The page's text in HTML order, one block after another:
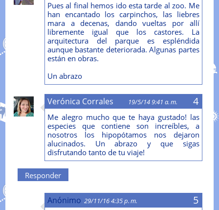
Pues al final hemos ido esta tarde al zoo. Me
han encantado los carpinchos, las liebres
mara a decenas, dando vueltas por allí
libremente igual que los castores. La
arquitectura del parque es espléndida
aunque bastante deteriorada. Algunas partes
están en obras.
Un abrazo
Verónica Corrales 19/5/14 9:41 a. m.
Me alegro mucho que te haya gustado! las
especies que contiene son increíbles, a
nosotros los hipopótamos nos dejaron
alucinados. Un abrazo y que sigas
disfrutando tanto de tu viaje!
Responder
Anónimo 29/11/16 4:35 p. m.